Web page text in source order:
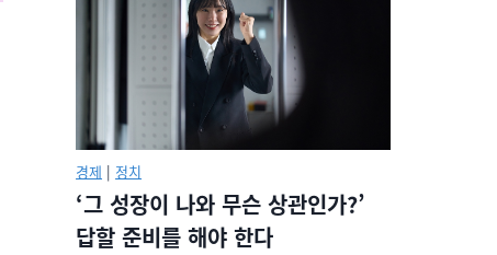
경제 | 정치
‘그 성장이 나와 무슨 상관인가?’
답할 준비를 해야 한다